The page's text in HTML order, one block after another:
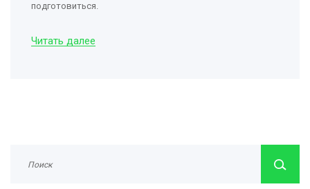
подготовиться.
Читать далее